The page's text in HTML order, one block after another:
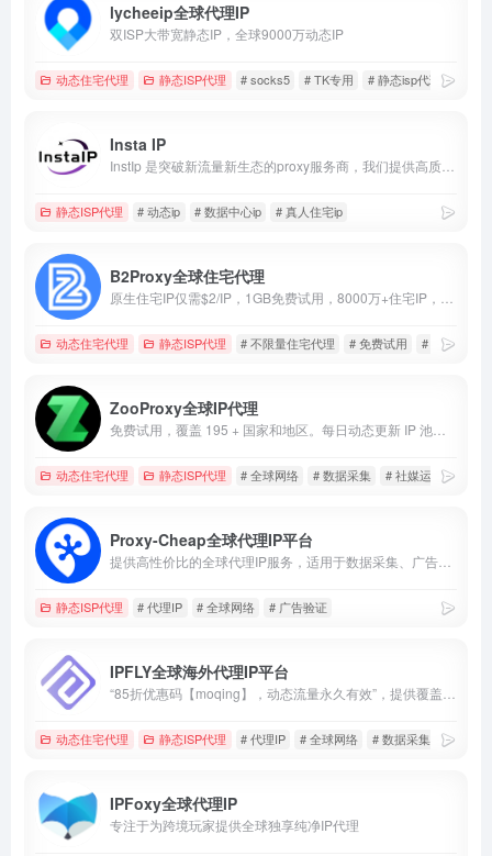
lycheeip全球代理IP
双ISP大带宽静态IP，全球9000万动态IP
动态住宅代理 静态ISP代理 # socks5 # TK专用 # 静态isp代理
Insta IP
静态ISP代理 # 动态ip # 数据中心ip # 真人住宅ip
B2Proxy全球住宅代理
动态住宅代理 静态ISP代理 # 不限量住宅代理 # 免费试用 # 首单全返
ZooProxy全球IP代理
动态住宅代理 静态ISP代理 # 全球网络 # 数据采集 # 社媒运营
Proxy-Cheap全球代理IP平台
静态ISP代理 # 代理IP # 全球网络 # 广告验证
IPFLY全球海外代理IP平台
动态住宅代理 静态ISP代理 # 代理IP # 全球网络 # 数据采集
IPFoxy全球代理IP
专注于为跨境玩家提供全球独享纯净IP代理